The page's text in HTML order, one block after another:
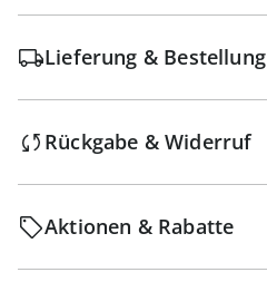
Lieferung & Bestellung
Rückgabe & Widerruf
Aktionen & Rabatte